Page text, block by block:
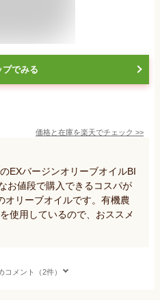
プでみる
価格と在庫を楽天でチェック >>
EXバージンオリーブオイルBI
お値段で購入できるコスパが
オリーブオイルです。有機農
使用しているので、おススメ
コメント（2件）